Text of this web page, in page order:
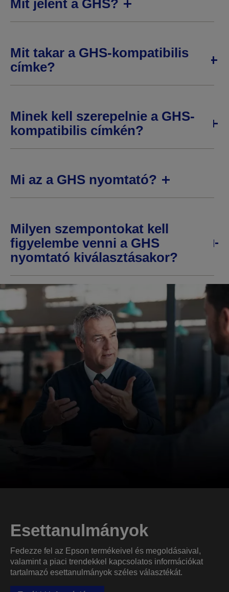
Mit jelent a GHS?
Mit takar a GHS-kompatibilis
címke?
Minek kell szerepelnie a GHS-
kompatibilis címkén?
Mi az a GHS nyomtató?
Milyen szempontokat kell
figyelembe venni a GHS
nyomtató kiválasztásakor?
Esettanulmányok
Fedezze fel az Epson termékeivel és megoldásaival,
valamint a piaci trendekkel kapcsolatos információkat
tartalmazó esettanulmányok széles választékát.